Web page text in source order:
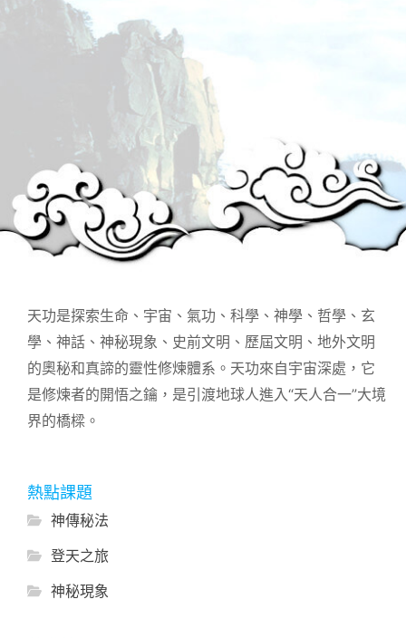
天功是探索生命、宇宙、氣功、科學、神學、哲學、玄
學、神話、神秘現象、史前文明、歷屆文明、地外文明
的奧秘和真諦的靈性修煉體系。天功來自宇宙深處，它
是修煉者的開悟之鑰，是引渡地球人進入“天人合一”大境
界的橋樑。
熱點課題
神傳秘法
登天之旅
神秘現象